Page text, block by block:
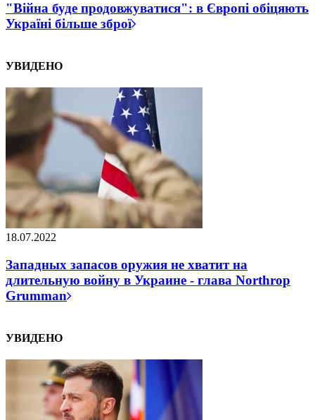
"Війна буде продовжуватися": в Європі обіцяють
Україні більше зброї
УВИДЕНО
18.07.2022
Западных запасов оружия не хватит на
длительную войну в Украине - глава Northrop
Grumman
УВИДЕНО